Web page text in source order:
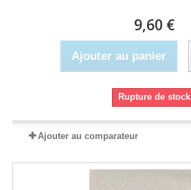
9,60 €
Ajouter au panier
Rupture de stock
Ajouter au comparateur